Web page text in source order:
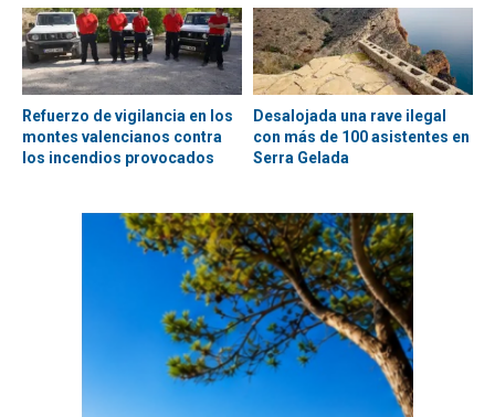
Refuerzo de vigilancia en los
montes valencianos contra
los incendios provocados
Desalojada una rave ilegal
con más de 100 asistentes en
Serra Gelada